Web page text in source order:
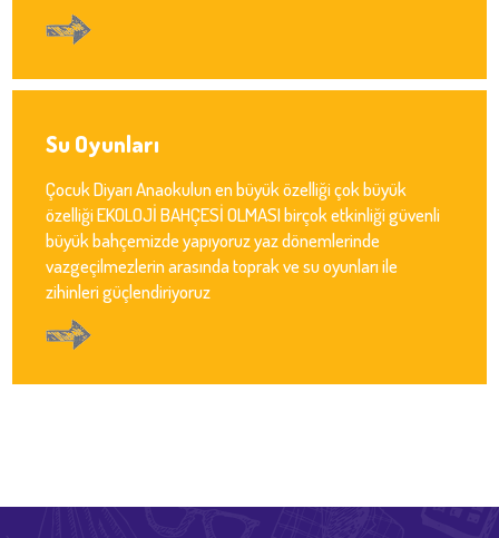
Su Oyunları
Çocuk Diyarı Anaokulun en büyük özelliği çok büyük
özelliği EKOLOJİ BAHÇESİ OLMASI birçok etkinliği güvenli
büyük bahçemizde yapıyoruz yaz dönemlerinde
vazgeçilmezlerin arasında toprak ve su oyunları ile
zihinleri güçlendiriyoruz